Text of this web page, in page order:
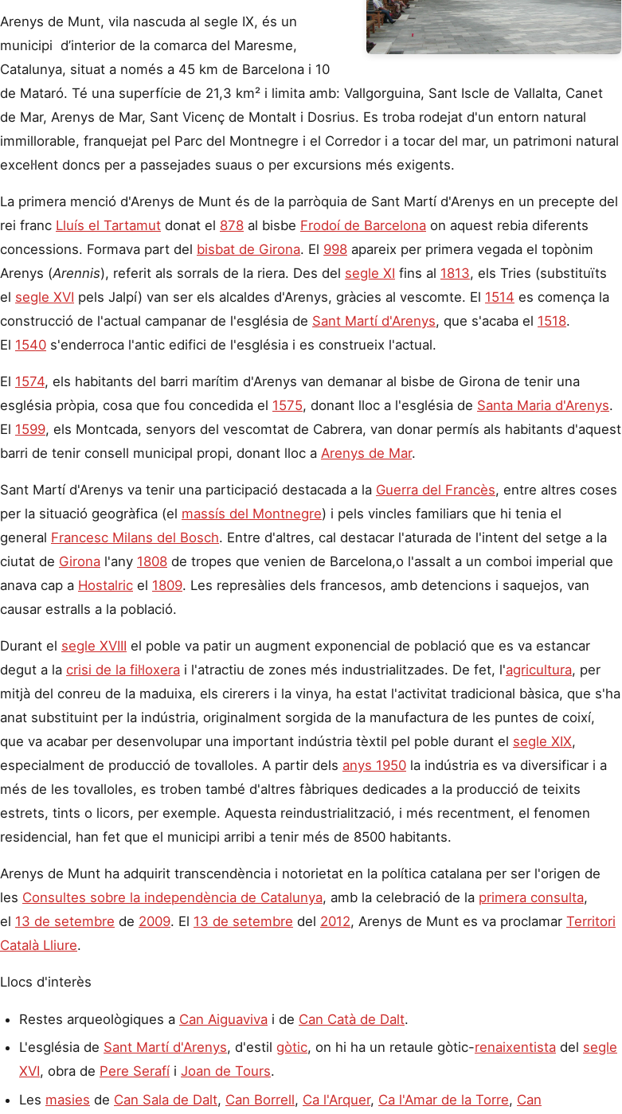
Arenys de Munt, vila nascuda al segle IX, és un
municipi d’interior de la comarca del Maresme,
Catalunya, situat a només a 45 km de Barcelona i 10
de Mataró. Té una superfície de 21,3 km² i limita amb: Vallgorguina, Sant Iscle de Vallalta, Canet
de Mar, Arenys de Mar, Sant Vicenç de Montalt i Dosrius. Es troba rodejat d'un entorn natural
immillorable, franquejat pel Parc del Montnegre i el Corredor i a tocar del mar, un patrimoni natural
excel·lent doncs per a passejades suaus o per excursions més exigents.
La primera menció d'Arenys de Munt és de la parròquia de Sant Martí d'Arenys en un precepte del
rei franc Lluís el Tartamut donat el 878 al bisbe Frodoí de Barcelona on aquest rebia diferents
concessions. Formava part del bisbat de Girona. El 998 apareix per primera vegada el topònim
Arenys (Arennis), referit als sorrals de la riera. Des del segle XI fins al 1813, els Tries (substituïts
el segle XVI pels Jalpí) van ser els alcaldes d'Arenys, gràcies al vescomte. El 1514 es comença la
construcció de l'actual campanar de l'església de Sant Martí d'Arenys, que s'acaba el 1518.
El 1540 s'enderroca l'antic edifici de l'església i es construeix l'actual.
El 1574, els habitants del barri marítim d'Arenys van demanar al bisbe de Girona de tenir una
església pròpia, cosa que fou concedida el 1575, donant lloc a l'església de Santa Maria d'Arenys.
El 1599, els Montcada, senyors del vescomtat de Cabrera, van donar permís als habitants d'aquest
barri de tenir consell municipal propi, donant lloc a Arenys de Mar.
Sant Martí d'Arenys va tenir una participació destacada a la Guerra del Francès, entre altres coses
per la situació geogràfica (el massís del Montnegre) i pels vincles familiars que hi tenia el
general Francesc Milans del Bosch. Entre d'altres, cal destacar l'aturada de l'intent del setge a la
ciutat de Girona l'any 1808 de tropes que venien de Barcelona,o l'assalt a un comboi imperial que
anava cap a Hostalric el 1809. Les represàlies dels francesos, amb detencions i saquejos, van
causar estralls a la població.
Durant el segle XVIII el poble va patir un augment exponencial de població que es va estancar
degut a la crisi de la fil·loxera i l'atractiu de zones més industrialitzades. De fet, l'agricultura, per
mitjà del conreu de la maduixa, els cirerers i la vinya, ha estat l'activitat tradicional bàsica, que s'ha
anat substituint per la indústria, originalment sorgida de la manufactura de les puntes de coixí,
que va acabar per desenvolupar una important indústria tèxtil pel poble durant el segle XIX,
especialment de producció de tovalloles. A partir dels anys 1950 la indústria es va diversificar i a
més de les tovalloles, es troben també d'altres fàbriques dedicades a la producció de teixits
estrets, tints o licors, per exemple. Aquesta reindustrialització, i més recentment, el fenomen
residencial, han fet que el municipi arribi a tenir més de 8500 habitants.
Arenys de Munt ha adquirit transcendència i notorietat en la política catalana per ser l'origen de
les Consultes sobre la independència de Catalunya, amb la celebració de la primera consulta,
el 13 de setembre de 2009. El 13 de setembre del 2012, Arenys de Munt es va proclamar Territori
Català Lliure.
Llocs d'interès
Restes arqueològiques a Can Aiguaviva i de Can Catà de Dalt.
L'església de Sant Martí d'Arenys, d'estil gòtic, on hi ha un retaule gòtic-renaixentista del segle
XVI, obra de Pere Serafí i Joan de Tours.
Les masies de Can Sala de Dalt, Can Borrell, Ca l'Arquer, Ca l'Amar de la Torre, Can